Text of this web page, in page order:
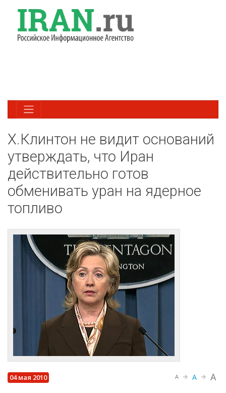
Х.Клинтон не видит оснований
утверждать, что Иран
действительно готов
обменивать уран на ядерное
топливо
04 мая 2010 A A A